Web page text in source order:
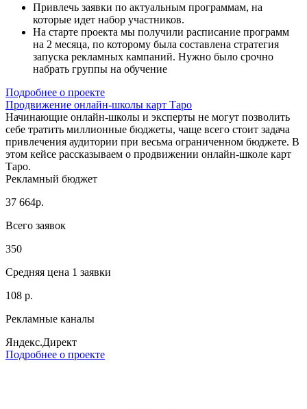
Привлечь заявки по актуальным программам, на
которые идет набор участников.
На старте проекта мы получили расписание программ
на 2 месяца, по которому была составлена стратегия
запуска рекламных кампаний. Нужно было срочно
набрать группы на обучение
Подробнее о проекте
Продвижение онлайн-школы карт Таро
Начинающие онлайн-школы и эксперты не могут позволить
себе тратить миллионные бюджеты, чаще всего стоит задача
привлечения аудитории при весьма ограниченном бюджете. В
этом кейсе рассказываем о продвижении онлайн-школе карт
Таро.
Рекламный бюджет
37 664р.
Всего заявок
350
Средняя цена 1 заявки
108 р.
Рекламные каналы
Яндекс.Директ
Подробнее о проекте